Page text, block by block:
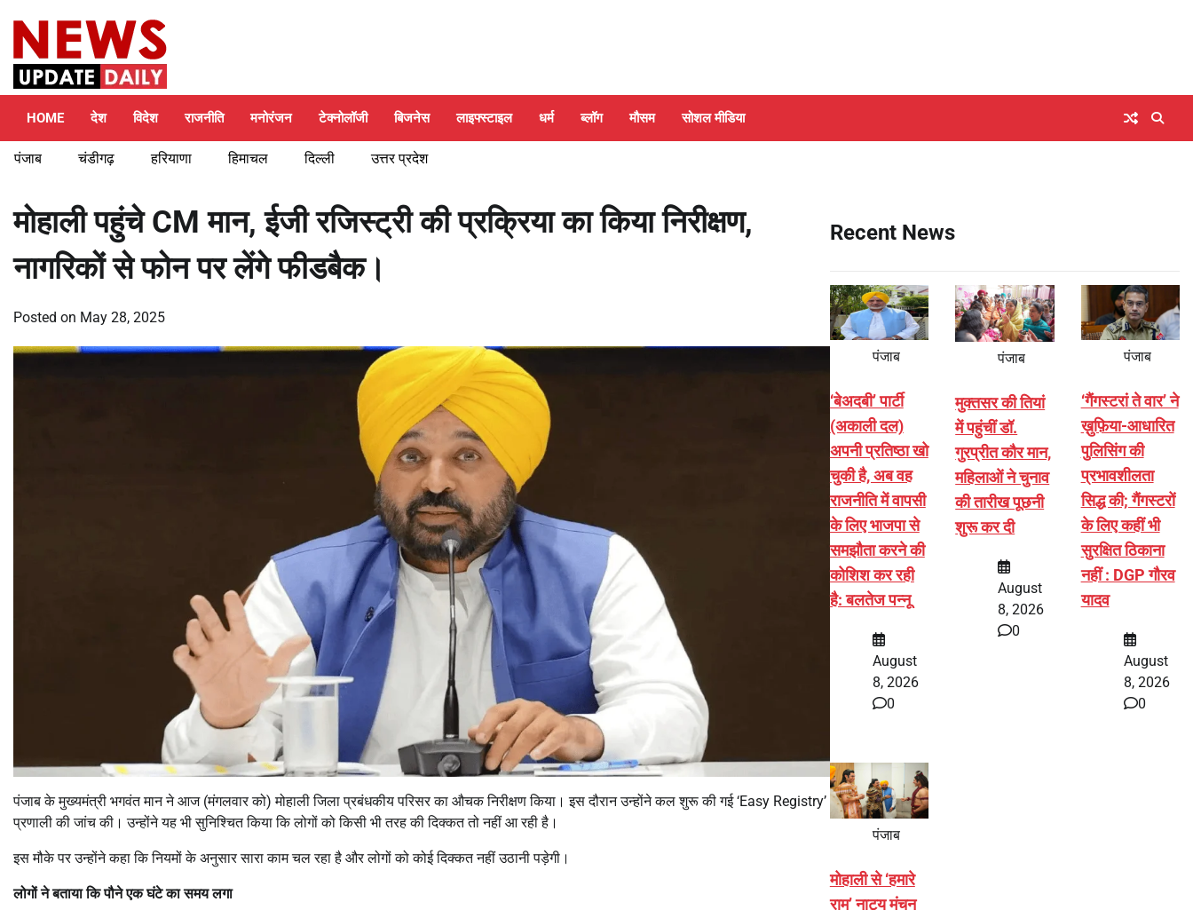
content
HOME देश विदेश राजनीति मनोरंजन टेक्नोलॉजी बिजनेस लाइफ्स्टाइल धर्म ब्लॉग मौसम सोशल मीडिया
पंजाब चंडीगढ़ हरियाणा हिमाचल दिल्ली उत्तर प्रदेश
मोहाली पहुंचे CM मान, ईजी रजिस्ट्री की प्रक्रिया का किया निरीक्षण,
नागरिकों से फोन पर लेंगे फीडबैक।
Posted on May 28, 2025
पंजाब के मुख्यमंत्री भगवंत मान ने आज (मंगलवार को) मोहाली जिला प्रबंधकीय परिसर का औचक निरीक्षण किया। इस दौरान उन्होंने कल शुरू की गई ‘Easy Registry’
प्रणाली की जांच की। उन्होंने यह भी सुनिश्चित किया कि लोगों को किसी भी तरह की दिक्कत तो नहीं आ रही है।
इस मौके पर उन्होंने कहा कि नियमों के अनुसार सारा काम चल रहा है और लोगों को कोई दिक्कत नहीं उठानी पड़ेगी।
लोगों ने बताया कि पौने एक घंटे का समय लगा
Recent News
पंजाब
‘बेअदबी’ पार्टी
(अकाली दल)
अपनी प्रतिष्ठा खो
चुकी है, अब वह
राजनीति में वापसी
के लिए भाजपा से
समझौता करने की
कोशिश कर रही
है: बलतेज पन्नू
August
8, 2026
0
पंजाब
मुक्तसर की तियां
में पहुंचीं डॉ.
गुरप्रीत कौर मान,
महिलाओं ने चुनाव
की तारीख पूछनी
शुरू कर दी
August
8, 2026
0
पंजाब
‘गैंगस्टरां ते वार’ ने
ख़ुफ़िया-आधारित
पुलिसिंग की
प्रभावशीलता
सिद्ध की; गैंगस्टरों
के लिए कहीं भी
सुरक्षित ठिकाना
नहीं : DGP गौरव
यादव
August
8, 2026
0
पंजाब
मोहाली से ‘हमारे
राम’ नाट्य मंचन